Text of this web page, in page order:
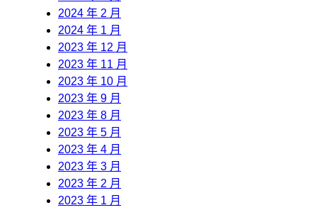
2024 年 2 月
2024 年 1 月
2023 年 12 月
2023 年 11 月
2023 年 10 月
2023 年 9 月
2023 年 8 月
2023 年 5 月
2023 年 4 月
2023 年 3 月
2023 年 2 月
2023 年 1 月